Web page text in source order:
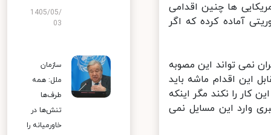
ها چنین اقدامی
آماده کرده که اگر
نمی تواند این مصوبه
این اقدام ماشه باید
را نکند مگر اینکه
وارد این مسایل نمی
1405/05/
03
سازمان
ملل: همه
طرف‌ها
تنش‌ها در
خاورمیانه را